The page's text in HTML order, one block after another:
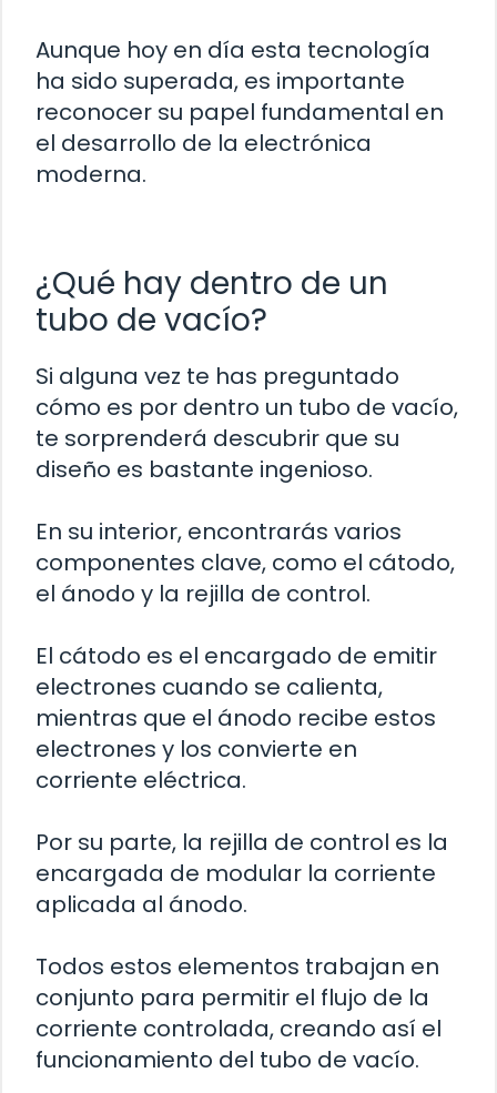
Aunque hoy en día esta tecnología
ha sido superada, es importante
reconocer su papel fundamental en
el desarrollo de la electrónica
moderna.
¿Qué hay dentro de un
tubo de vacío?
Si alguna vez te has preguntado
cómo es por dentro un tubo de vacío,
te sorprenderá descubrir que su
diseño es bastante ingenioso.
En su interior, encontrarás varios
componentes clave, como el cátodo,
el ánodo y la rejilla de control.
El cátodo es el encargado de emitir
electrones cuando se calienta,
mientras que el ánodo recibe estos
electrones y los convierte en
corriente eléctrica.
Por su parte, la rejilla de control es la
encargada de modular la corriente
aplicada al ánodo.
Todos estos elementos trabajan en
conjunto para permitir el flujo de la
corriente controlada, creando así el
funcionamiento del tubo de vacío.